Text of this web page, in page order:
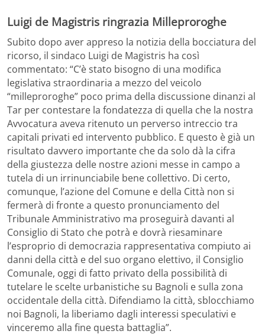
Luigi de Magistris ringrazia Milleproroghe
Subito dopo aver appreso la notizia della bocciatura del
ricorso, il sindaco Luigi de Magistris ha così
commentato: “C’è stato bisogno di una modifica
legislativa straordinaria a mezzo del veicolo
“milleproroghe” poco prima della discussione dinanzi al
Tar per contestare la fondatezza di quella che la nostra
Avvocatura aveva ritenuto un perverso intreccio tra
capitali privati ed intervento pubblico. E questo è già un
risultato davvero importante che da solo dà la cifra
della giustezza delle nostre azioni messe in campo a
tutela di un irrinunciabile bene collettivo. Di certo,
comunque, l’azione del Comune e della Città non si
fermerà di fronte a questo pronunciamento del
Tribunale Amministrativo ma proseguirà davanti al
Consiglio di Stato che potrà e dovrà riesaminare
l’esproprio di democrazia rappresentativa compiuto ai
danni della città e del suo organo elettivo, il Consiglio
Comunale, oggi di fatto privato della possibilità di
tutelare le scelte urbanistiche su Bagnoli e sulla zona
occidentale della città. Difendiamo la città, sblocchiamo
noi Bagnoli, la liberiamo dagli interessi speculativi e
vinceremo alla fine questa battaglia”.